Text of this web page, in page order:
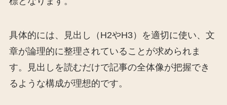
具体的には、見出し（H2やH3）を適切に使い、文
章が論理的に整理されていることが求められま
す。見出しを読むだけで記事の全体像が把握でき
るような構成が理想的です。